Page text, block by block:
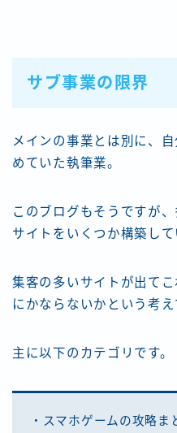
サブ事業の限界
メインの事業とは別に、
めていた執筆業。
このブログもそうですが
サイトをいくつか構築して
集客の多いサイトが出て
にかならないかという考え
主に以下のカテゴリです。
・スマホゲームの攻略ま